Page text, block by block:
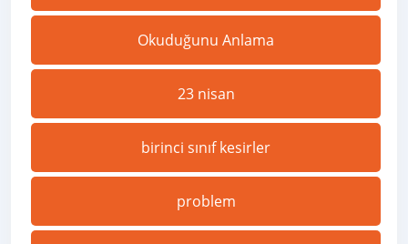
Okuduğunu Anlama
23 nisan
birinci sınıf kesirler
problem